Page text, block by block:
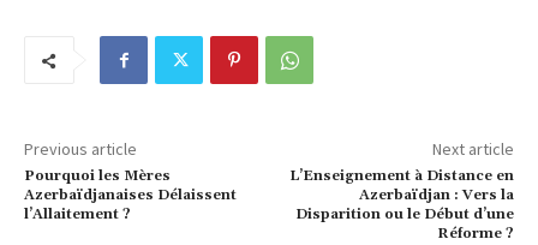
Previous article
Pourquoi les Mères
Azerbaïdjanaises Délaissent
l’Allaitement ?
Next article
L’Enseignement à Distance en
Azerbaïdjan : Vers la
Disparition ou le Début d’une
Réforme ?